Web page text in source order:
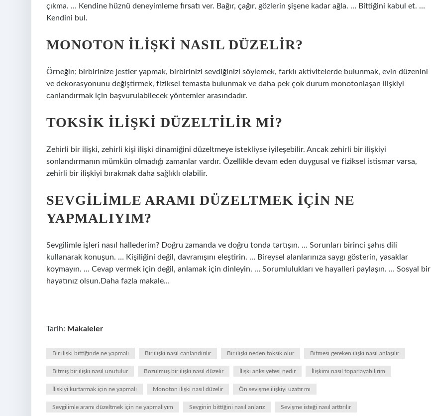
çıkma. … Kendine hüznü deneyimleme fırsatı ver. Bağır, çağır, gözlerin şişene kadar ağla. … Bittiğini kabul et. …
Kendini bul.
MONOTON ILIŞKI NASIL DÜZELIR?
Örneğin; birbirinize jestler yapmak, birbirinizi sevdiğinizi söylemek, farklı aktivitelerde bulunmak, evin düzenini
ve dekorasyonunu değiştirmek, fiziksel temasta bulunmak ve daha pek çok durum monotonlaşan ilişkiyi
canlandırmak için başvurulabilecek yöntemler arasındadır.
TOKSIK ILIŞKI DÜZELTILIR MI?
Zehirli bir ilişki, zehirli kişi ilişki dinamiğini düzeltmeye istekliyse iyileşebilir. Ancak zehirli bir ilişkiyi
sonlandırmanın mümkün olmadığı zamanlar vardır. Özellikle devam eden duygusal ve fiziksel istismar varsa,
zehirli bir ilişkiyi bırakmak daha sağlıklı olabilir.
SEVGILIMLE ARAMI DÜZELTMEK IÇIN NE
YAPMALIYIM?
Sevgilimle işleri nasıl hallederim? Doğru zamanda ve doğru tonda tartışın. … Sorunları birinci şahıs dili
kullanarak konuşun. … Kişiliğini değil, davranışını eleştirin. … Bireysel alanlarınıza saygı gösterin, yasaklar
koymayın. … Cevap vermek için değil, anlamak için dinleyin. … Sorumlulukları ve hayalleri paylaşın. … Sosyal bir
hayatınız olsun.Daha fazla makale…
Tarih: Makaleler
Bir ilişki bittiğinde ne yapmalı Bir ilişki nasıl canlandırılır Bir ilişki neden toksik olur Bitmesi gereken ilişki nasıl anlaşılır
Bitmiş bir ilişki nasıl unutulur Bozulmuş bir ilişki nasıl düzelir İlişki anksiyetesi nedir İlişkimi nasıl toparlayabilirim
İliskiyi kurtarmak için ne yapmalı Monoton ilişki nasıl düzelir Ön sevişme ilişkiyi uzatır mı
Sevgilimle aramı düzeltmek için ne yapmalıyım Sevginin bittiğini nasıl anlarız Sevişme isteği nasıl arttırılır